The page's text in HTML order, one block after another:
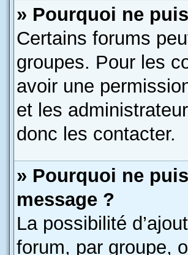
» Pourquoi ne
Certains forums
groupes. Pour les
avoir une
et les
donc les contacter.
» Pourquoi ne
message ?
La possibilité
forum, par groupe,